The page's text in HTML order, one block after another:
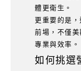
體更衛生。
更重要的是
前場，不僅
專業與效率。
如何挑選